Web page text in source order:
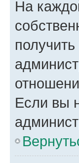
На
Если вы